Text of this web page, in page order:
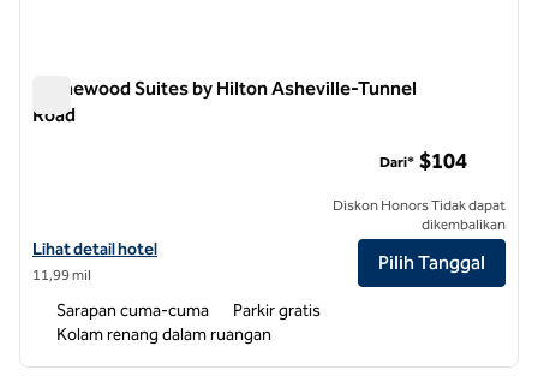
Homewood Suites by Hilton Asheville-Tunnel
Road
Lihat detail hotel untuk Homewood Suites by Hilton Asheville-
Lihat detail hotel
11,99 mil
Dari* $104
Diskon Honors Tidak dapat
dikembalikan
Pilih Tanggal
Sarapan cuma-cuma
Parkir gratis
Kolam renang dalam ruangan